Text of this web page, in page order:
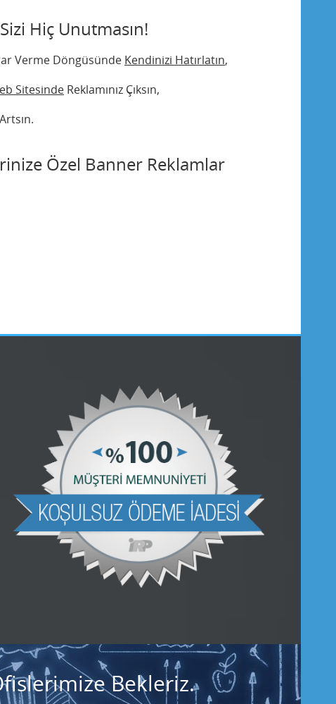
Hiç Unutmasın!
Verme Döngüsünde Kendinizi Hatırlatın,
Sitesinde Reklamınız Çıksın,
Artsın.
Özel Banner Reklamlar
Bekleriz.